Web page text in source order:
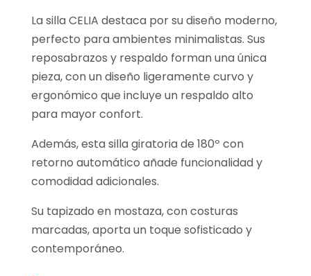
La silla CELIA destaca por su diseño moderno,
perfecto para ambientes minimalistas. Sus
reposabrazos y respaldo forman una única
pieza, con un diseño ligeramente curvo y
ergonómico que incluye un respaldo alto
para mayor confort.
Además, esta silla giratoria de 180º con
retorno automático añade funcionalidad y
comodidad adicionales.
Su tapizado en mostaza, con costuras
marcadas, aporta un toque sofisticado y
contemporáneo.